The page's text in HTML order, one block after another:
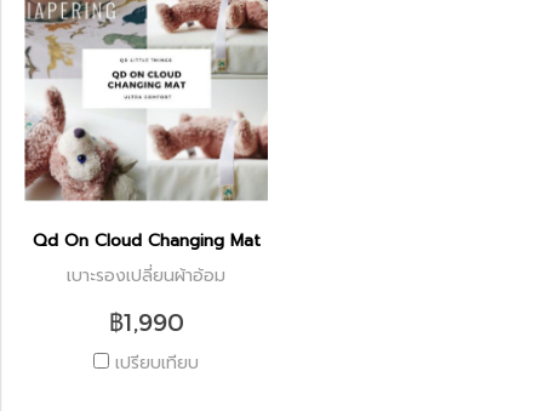
Qd On Cloud Changing Mat
เบาะรองเปลี่ยนผ้าอ้อม
฿1,990
เปรียบเทียบ